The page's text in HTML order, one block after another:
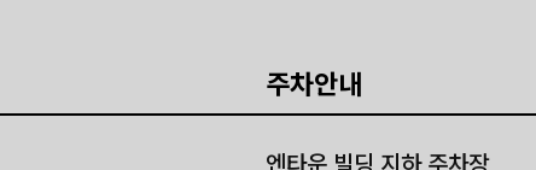
주차안내
엔타운 빌딩 지하 주차장